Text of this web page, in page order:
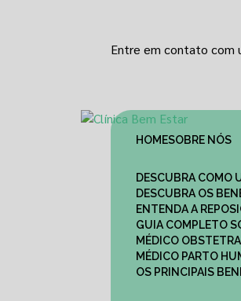
Entre em contato com
HOME
SOBRE NÓS
DESCUBRA
DESCUBRA OS
ENTENDA A
GUIA COMPLETO
MÉDICO
MÉDICO PARTO
OS PRINCIPAIS